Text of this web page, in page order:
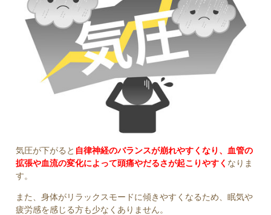
気圧が下がると 自律神経のバランスが崩れやすくなり、血管の
拡張や血流の変化によって頭痛やだるさが起こりやすく なりま
す。
また、身体がリラックスモードに傾きやすくなるため、眠気や
疲労感を感じる方も少なくありません。